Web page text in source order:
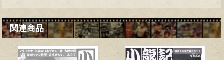
関連商品